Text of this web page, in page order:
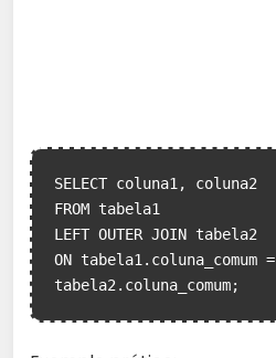
SELECT coluna1, coluna2
FROM tabela1
LEFT OUTER JOIN tabela2
ON tabela1.coluna_comum =
tabela2.coluna_comum;